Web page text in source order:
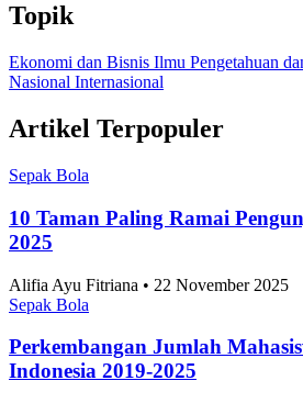
Topik
Ekonomi dan Bisnis Ilmu Pengetahuan
Nasional Internasional
Artikel Terpopuler
Sepak Bola
10 Taman Paling Ramai
2025
Alifia Ayu Fitriana • 22 November 2025
Sepak Bola
Perkembangan Jumlah
Indonesia 2019-2025